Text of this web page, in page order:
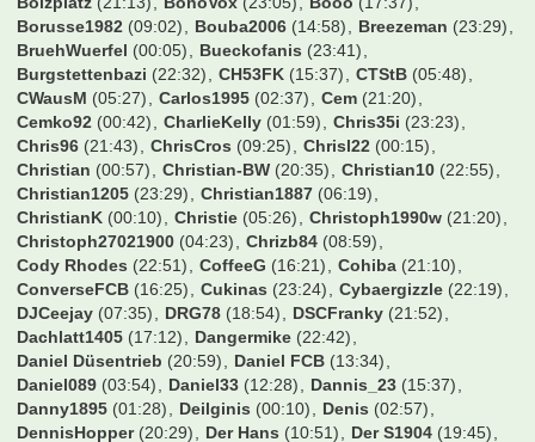
00nils(00:29) 0711(14:05) 13.02.1948(22:17)
19Sakul96(00:42) 210597(22:18) 3146589
8Prozent(01:32) ALX(11:56) ARMINIA(21:23)
Adden(23:25) Addi2004(22:27) Aldikolonne(23:42)
Alex_BvB (12:33) Ali72(17:22) Alstadener(19:36)
Andi5421(13:53) Andiano86(06:20) Andiii (05:52)
Andre4567(18:01) AndyKrB(04:50) Ani Banichkata(05:26)
Arbeitneymar(16:55) Ardi09(19:52) Aschi(19:51)
Atze1406(15:29) Augsburger(23:24) Australier76(18:16)
B-Rabbit(21:36) BS79(02:58) BVB1989(01:12)
Balakov(18:37) Balatoni(23:10) Bambalabam (02:59)
BarneyGumble(05:03) Bastek(22:59) Bastemi(20:01)
BastiFantasti1983 (23:36) Batzi(17:29)
BavariaFantastika (02:29) BayernArno(20:53)
BayernBest(19:58) Beda_PF(15:15) Beecker1920
Ben1986(17:39) Benny1103(18:40) Bernhard (03:36)
BetzeBuis(14:51) Biertown(13:49) Bilbo(00:00)
Birne(18:29) Bofingson(20:21) Bolznaldo(19:33)